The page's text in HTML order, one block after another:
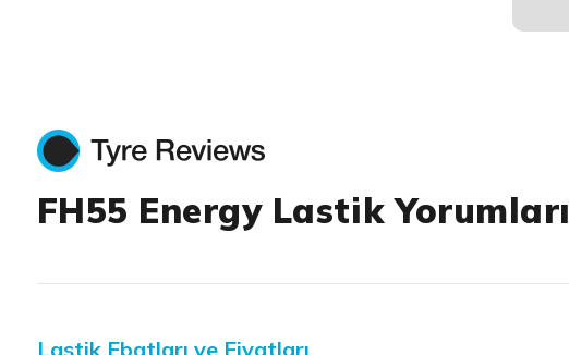
FH55 Energy Lastik Yorumları
Lastik Ebatları ve Fiyatları